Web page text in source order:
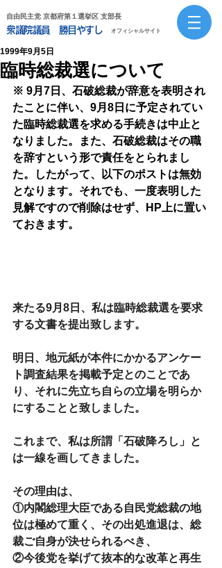
自由民主党 京都府第１選挙区 支部長
衆議院議員 勝目やすし オフィシャルサイト
臨時総裁選について
1999年9月5日
※ 9月7日、石破総裁が辞意を表明され
たことに伴い、9月8日に予定されてい
た臨時総裁選を求める手続きは中止と
なりました。また、石破総裁はその職
を辞すという形で責任をとられまし
た。したがって、以下のポストは無効
となります。それでも、一度表明した
見解ですので削除はせず、HP上に置い
ておきます。
来たる9月8日、私は臨時総裁選を要求
する文書を提出致します。
明日、地元紙が本件にかかるアンケー
ト調査結果を掲載予定とのことであ
り、それに先立ち自らの立場を明らか
にすることと致しました。
これまで、私は所謂「石破降ろし」と
は一線を画してきました。
その理由は、
①内閣総理大臣である自民党総裁の地
位は極めて重く、その出処進退は、総
裁ご自身が決せられるべき、
②今後党を挙げて抜本的な改革と再生